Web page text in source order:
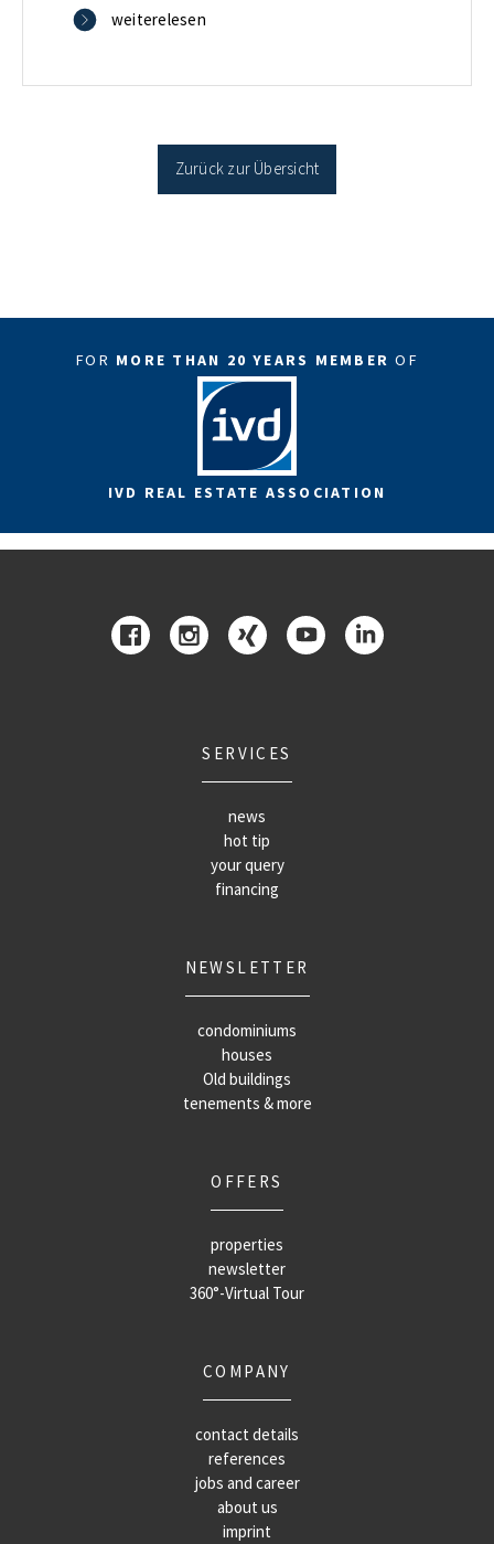
verbilligt: Heutiger Zins bei 0,53 Prozent effektiv bei
Antragstellende verpflichten sich zu energetischer
Sanierung in Einzelmaßnahmen […]
weiterelesen
Zurück zur Übersicht
FOR MORE THAN 20 YEARS MEMBEROF
IVD REAL ESTATE ASSOCIATION
SERVICES
news
hot tip
your query
financing
NEWSLETTER
condominiums
houses
Old buildings
tenements & more
OFFERS
properties
newsletter
360°-Virtual Tour
COMPANY
contact details
references
jobs and career
about us
imprint